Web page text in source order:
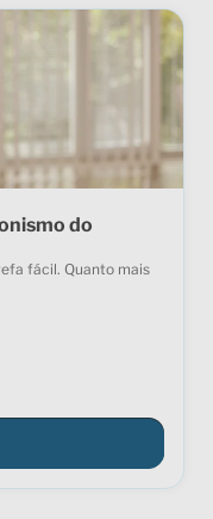
do
fácil. Quanto mais